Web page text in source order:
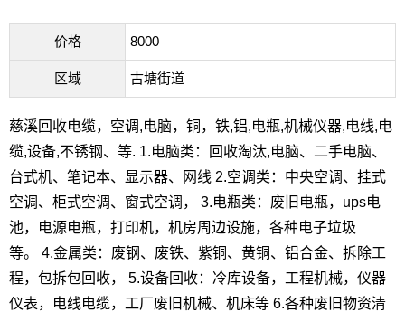
价格 8000
区域 古塘街道
慈溪回收电缆，空调,电脑，铜，铁,铝,电瓶,机械仪器,电线,电
缆,设备,不锈钢、等. 1.电脑类：回收淘汰,电脑、二手电脑、
台式机、笔记本、显示器、网线 2.空调类：中央空调、挂式
空调、柜式空调、窗式空调， 3.电瓶类：废旧电瓶，ups电
池，电源电瓶，打印机，机房周边设施，各种电子垃圾
等。 4.金属类：废钢、废铁、紫铜、黄铜、铝合金、拆除工
程，包拆包回收， 5.设备回收：冷库设备，工程机械，仪器
仪表，电线电缆，工厂废旧机械、机床等 6.各种废旧物资清